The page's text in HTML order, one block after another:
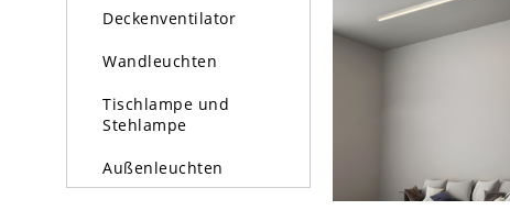
Deckenventilator
Wandleuchten
Tischlampe und
Stehlampe
Außenleuchten